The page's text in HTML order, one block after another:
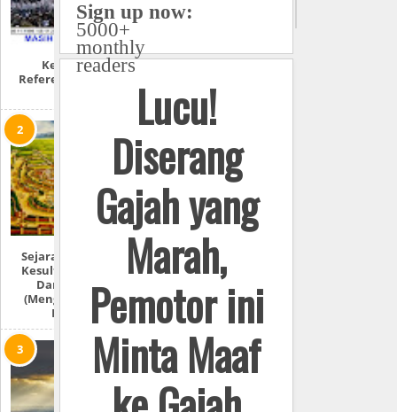
Kenangan
Referendum Aceh
Sejarah Lengkap:
Kesultanan Aceh
Darussalam
(Mengulas Lebih
Detail)
Sign up now:
5000+
monthly
readers
Lucu!
Diserang
Gajah yang
Marah,
Pemotor ini
Minta Maaf